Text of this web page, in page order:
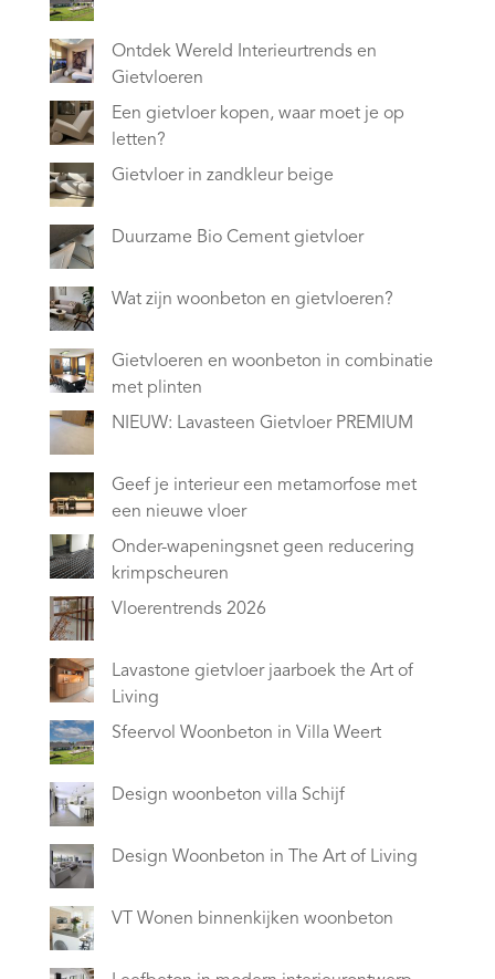
Ontdek Wereld Interieurtrends en
Gietvloeren
Een gietvloer kopen, waar moet je op
letten?
Gietvloer in zandkleur beige
Duurzame Bio Cement gietvloer
Wat zijn woonbeton en gietvloeren?
Gietvloeren en woonbeton in combinatie
met plinten
NIEUW: Lavasteen Gietvloer PREMIUM
Geef je interieur een metamorfose met
een nieuwe vloer
Onder-wapeningsnet geen reducering
krimpscheuren
Vloerentrends 2026
Lavastone gietvloer jaarboek the Art of
Living
Sfeervol Woonbeton in Villa Weert
Design woonbeton villa Schijf
Design Woonbeton in The Art of Living
VT Wonen binnenkijken woonbeton